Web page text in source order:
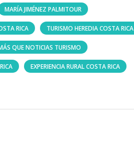
MARÍA JIMÉNEZ PALMITOUR
RICA TURISMO HEREDIA COSTA RICA
QUE NOTICIAS TURISMO
EXPERIENCIA RURAL COSTA RICA